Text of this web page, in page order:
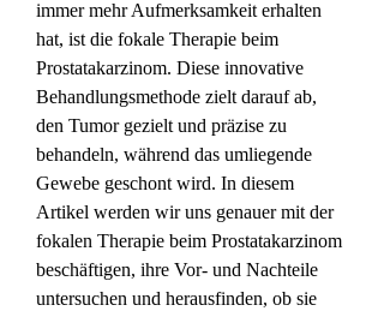
immer mehr Aufmerksamkeit erhalten
hat, ist die fokale Therapie beim
Prostatakarzinom. Diese innovative
Behandlungsmethode zielt darauf ab,
den Tumor gezielt und präzise zu
behandeln, während das umliegende
Gewebe geschont wird. In diesem
Artikel werden wir uns genauer mit der
fokalen Therapie beim Prostatakarzinom
beschäftigen, ihre Vor- und Nachteile
untersuchen und herausfinden, ob sie